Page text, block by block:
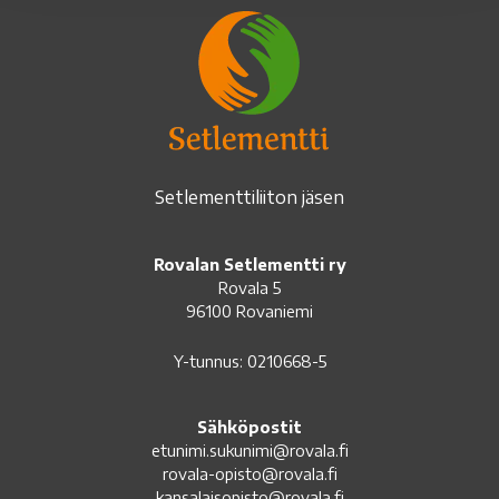
Setlementtiliiton jäsen
Rovalan Setlementti ry
Rovala 5
96100 Rovaniemi
Y-tunnus: 0210668-5
Sähköpostit
etunimi.sukunimi@rovala.fi
rovala-opisto@rovala.fi